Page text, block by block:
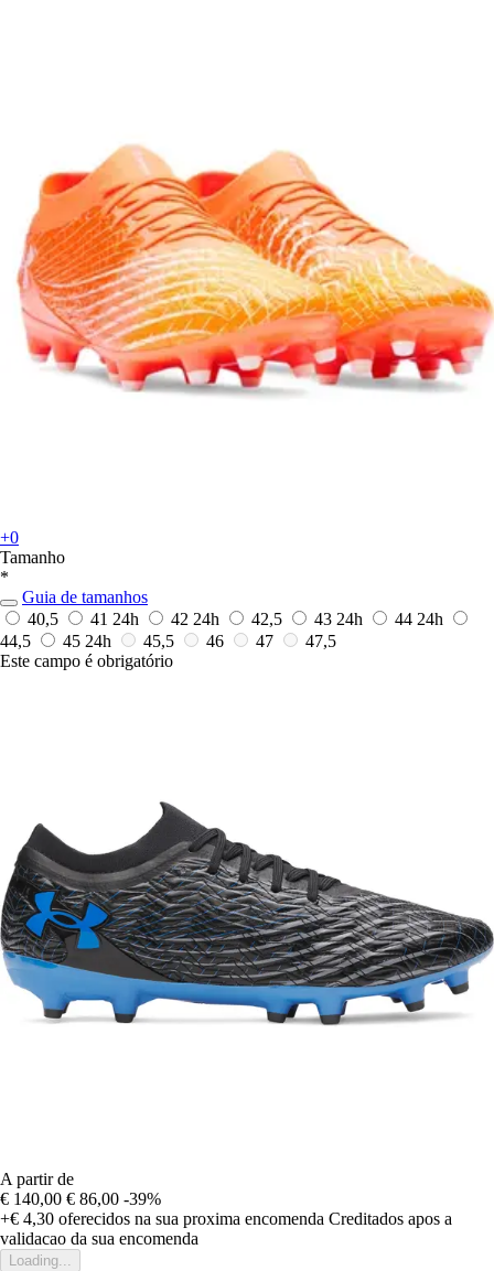
+0
Tamanho
*
Guia de tamanhos
40,5
41 24h 42 24h 42,5 43 24h 44 24h
44,5
45 24h 45,5 46 47
47,5
Este campo é obrigatório
A partir de
€ 140,00 € 86,00 -39%
+€ 4,30 oferecidos na sua proxima encomenda Creditados apos a
validacao da sua encomenda
Loading...